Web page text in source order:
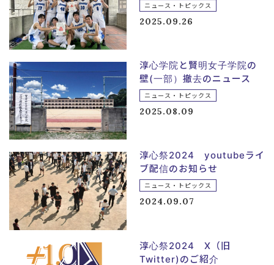
ニュース・トピックス
2025.09.26
淳心学院と賢明女子学院の
壁(一部）撤去のニュース
ニュース・トピックス
2025.08.09
淳心祭2024 youtubeライ
ブ配信のお知らせ
ニュース・トピックス
2024.09.07
淳心祭2024 X（旧
Twitter)のご紹介